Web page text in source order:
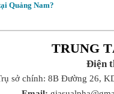
Quảng Nam?
TRUNG
Điện
sở chính: 8B Đường 26,